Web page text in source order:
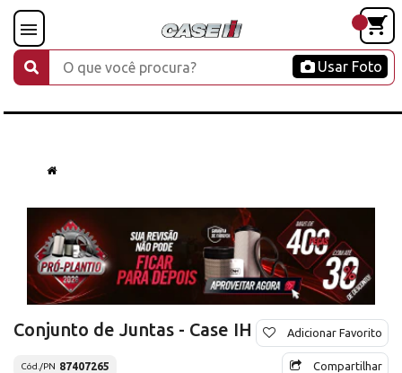
Usar Foto
Conjunto de Juntas - Case IH
Cód./PN 87407265
Adicionar Favorito
Compartilhar